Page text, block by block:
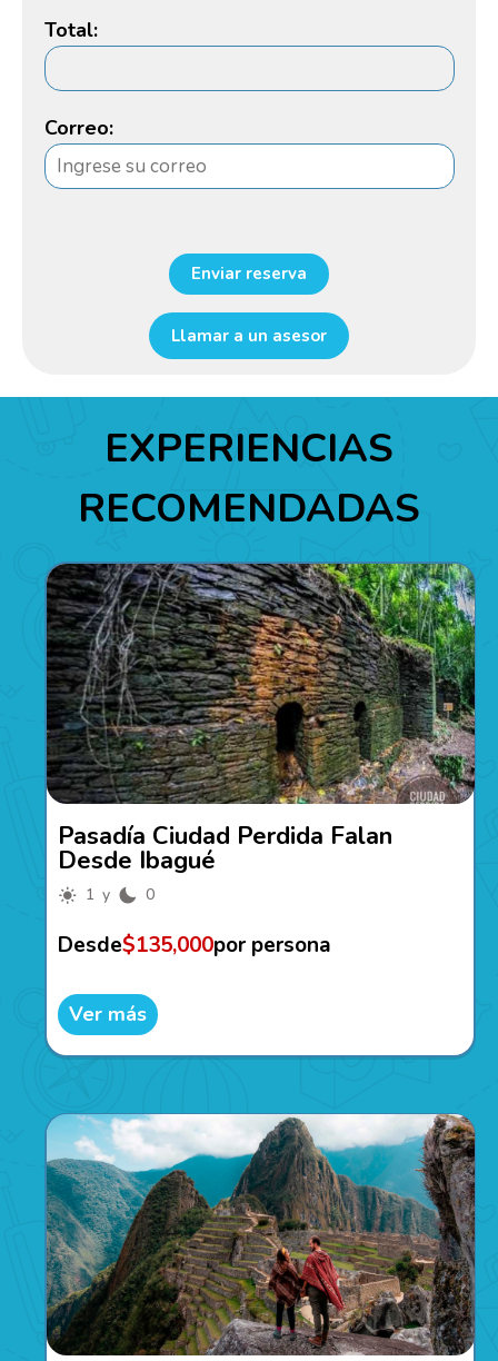
Total:
Correo:
Enviar reserva
Llamar a un asesor
EXPERIENCIAS
RECOMENDADAS
Pasadía Ciudad Perdida Falan
Desde Ibagué
1 y 0
Desde$135,000por persona
Ver más